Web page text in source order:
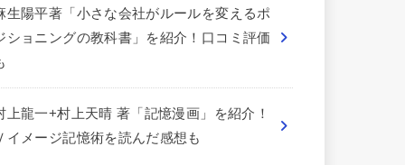
生陽平著「小さな会社がルールを変えるポ
ショニングの教科書」を紹介！口コミ評価
上龍一+村上天晴 著「記憶漫画」を紹介！
イメージ記憶術を読んだ感想も